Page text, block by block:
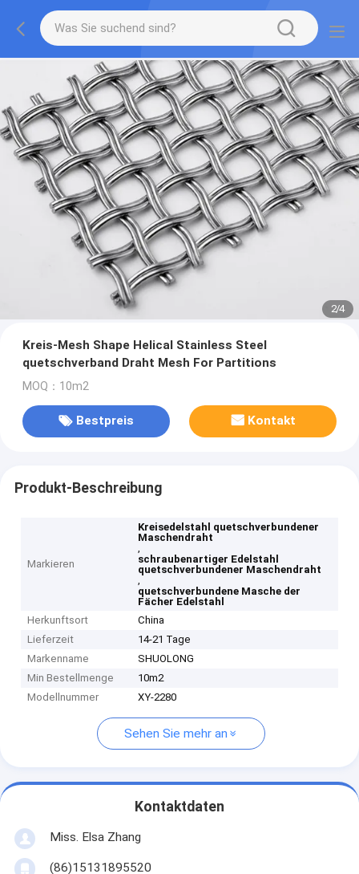
2/4
Kreis-Mesh Shape Helical Stainless Steel
quetschverband Draht Mesh For Partitions
MOQ：10m2
Bestpreis Kontakt
Produkt-Beschreibung
Markieren
Kreisedelstahl quetschverbundener
Maschendraht
,
schraubenartiger Edelstahl
quetschverbundener Maschendraht
,
quetschverbundene Masche der
Fächer Edelstahl
Herkunftsort
China
Lieferzeit
14-21 Tage
Markenname
SHUOLONG
Min Bestellmenge
10m2
Modellnummer
XY-2280
Sehen Sie mehr an
Kontaktdaten
Miss. Elsa Zhang
(86)15131895520